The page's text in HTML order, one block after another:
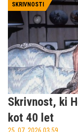
Glavni
politični
oblast.
SKRIVNOSTI
Skrivnost, ki
kot 40 let